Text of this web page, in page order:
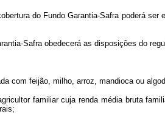
do Fundo Garantia-Safra poderá
Safra obedecerá as disposições do
com feijão, milho, arroz, mandioca ou
familiar cuja renda média bruta